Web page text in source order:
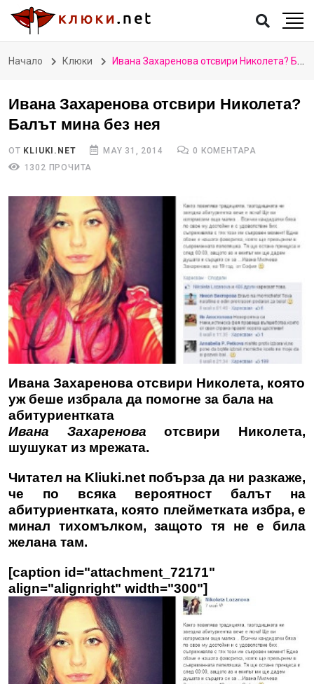
Начало Клюки Ивана Захаренова отсвири Николета? Балът мина без нея
Ивана Захаренова отсвири Николета?
Балът мина без нея
ОТ KLIUKI.NET MAY 31, 2014
0 КОМЕНТАРА
1302 ПРОЧИТА
Ивана Захаренова отсвири Николета, която
уж беше избрала да помогне за бала на
абитуриентката
Ивана Захаренова отсвири Николета,
шушукат из мрежата.
Читател на Kliuki.net побърза да ни разкаже,
че по всяка вероятност балът на
абитуриентката, която плейметката избра, е
минал тихомълком, защото тя не е била
желана там.
[caption id="attachment_72171"
align="alignright" width="300"]